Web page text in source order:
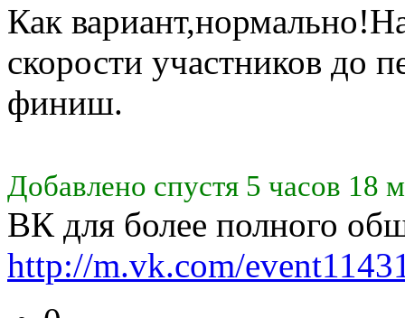
Как
скорости участников до
финиш.
Добавлено спустя 5 часов 18
ВК для более полного
http://m.vk.com/